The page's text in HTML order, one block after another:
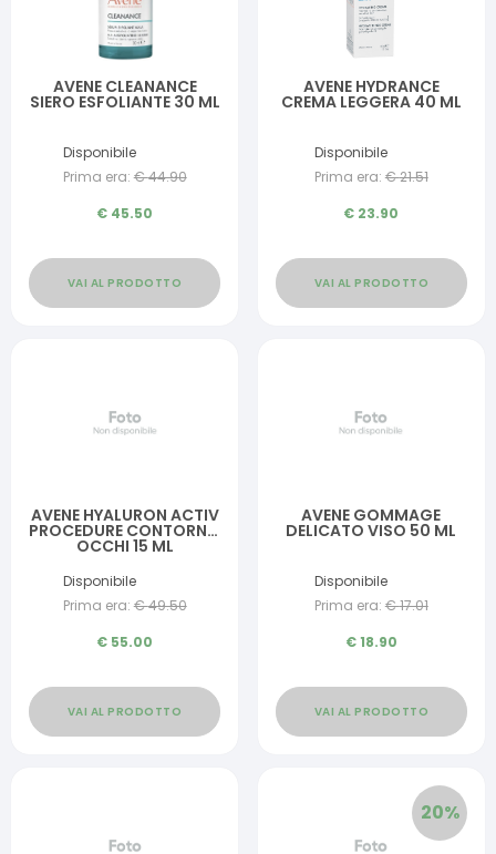
AVENE CLEANANCE
SIERO ESFOLIANTE 30 ML
Disponibile
Prima era: €44.90
€ 45.50
VAI AL PRODOTTO
AVENE HYDRANCE
CREMA LEGGERA 40 ML
Disponibile
Prima era: €21.51
€ 23.90
VAI AL PRODOTTO
AVENE HYALURON ACTIV
PROCEDURE CONTORNO
OCCHI 15 ML
Disponibile
Prima era: €49.50
€ 55.00
VAI AL PRODOTTO
AVENE GOMMAGE
DELICATO VISO 50 ML
Disponibile
Prima era: €17.01
€18.90
VAI AL PRODOTTO
20%